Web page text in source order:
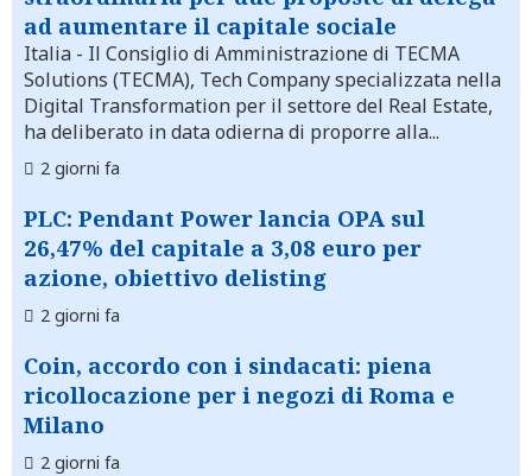
ad aumentare il capitale sociale
Italia - Il Consiglio di Amministrazione di TECMA
Solutions (TECMA), Tech Company specializzata nella
Digital Transformation per il settore del Real Estate,
ha deliberato in data odierna di proporre alla...
2 giorni fa
PLC: Pendant Power lancia OPA sul
26,47% del capitale a 3,08 euro per
azione, obiettivo delisting
2 giorni fa
Coin, accordo con i sindacati: piena
ricollocazione per i negozi di Roma e
Milano
2 giorni fa